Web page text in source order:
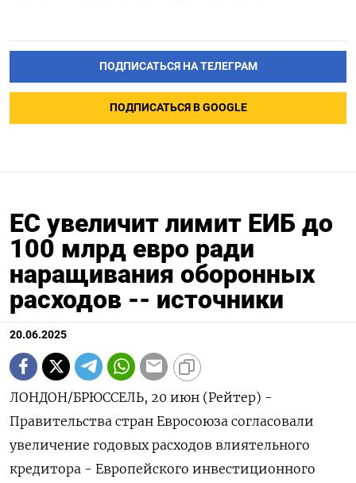
ПОДПИСАТЬСЯ НА ТЕЛЕГРАМ
ПОДПИСАТЬСЯ В GOOGLE
ЕС увеличит лимит ЕИБ до
100 млрд евро ради
наращивания оборонных
расходов -- источники
20.06.2025
ЛОНДОН/БРЮССЕЛЬ, 20 июн (Рейтер) -
Правительства стран Евросоюза согласовали
увеличение годовых расходов влиятельного
кредитора - Европейского инвестиционного